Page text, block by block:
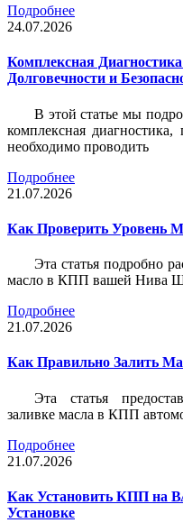
Подробнее
24.07.2026
Комплексная
Долговечности и
В этой статье мы
комплексная
необходимо проводить
Подробнее
21.07.2026
Как Проверить Уровень
Эта статья подробно
масло в КПП вашей Нива
Подробнее
21.07.2026
Как Правильно Залить
Эта статья
заливке масла в КПП
Подробнее
21.07.2026
Как Установить КПП на
Установке